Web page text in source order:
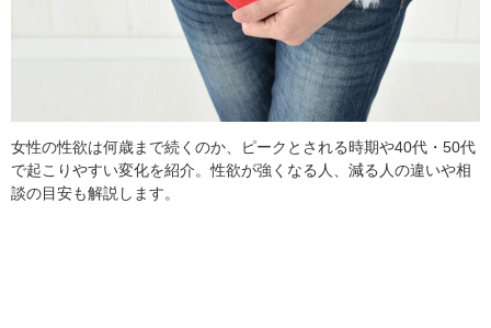
女性の性欲は何歳まで続くのか、ピークとされる時期や40代・50代
で起こりやすい変化を紹介。性欲が強くなる人、減る人の違いや相
談の目安も解説します。